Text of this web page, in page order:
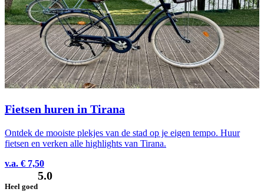
Fietsen huren in Tirana
Ontdek de mooiste plekjes van de stad op je eigen tempo. Huur
fietsen en verken alle highlights van Tirana.
v.a. € 7,50
Heel goed
5.0